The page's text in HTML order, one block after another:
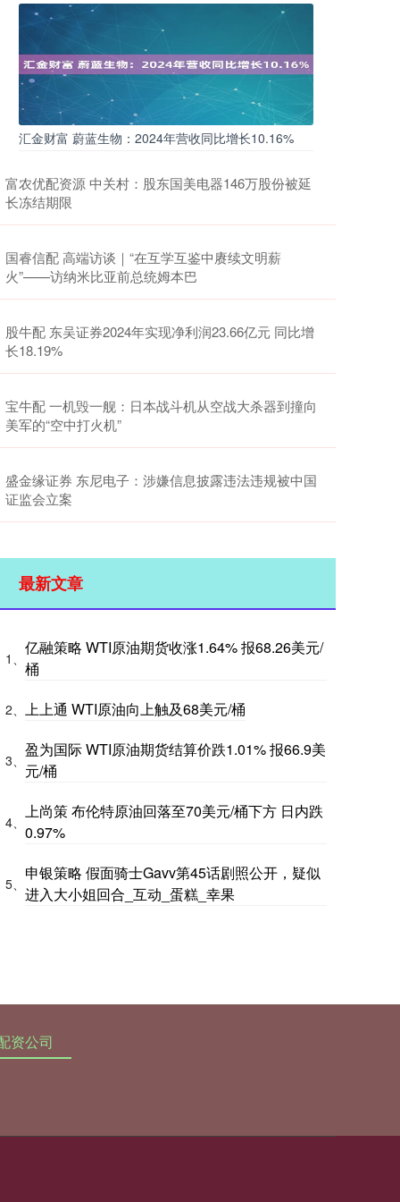
汇金财富 蔚蓝生物：2024年营收同比增长10.16%
富农优配资源 中关村：股东国美电器146万股份被延
长冻结期限
国睿信配 高端访谈｜“在互学互鉴中赓续文明薪
火”——访纳米比亚前总统姆本巴
股牛配 东吴证券2024年实现净利润23.66亿元 同比增
长18.19%
宝牛配 一机毁一舰：日本战斗机从空战大杀器到撞向
美军的“空中打火机”
盛金缘证券 东尼电子：涉嫌信息披露违法违规被中国
证监会立案
最新文章
1、
亿融策略 WTI原油期货收涨1.64% 报68.26美元/
桶
2、 上上通 WTI原油向上触及68美元/桶
3、
盈为国际 WTI原油期货结算价跌1.01% 报66.9美
元/桶
4、
上尚策 布伦特原油回落至70美元/桶下方 日内跌
0.97%
5、
申银策略 假面骑士Gavv第45话剧照公开，疑似
进入大小姐回合_互动_蛋糕_幸果
资公司